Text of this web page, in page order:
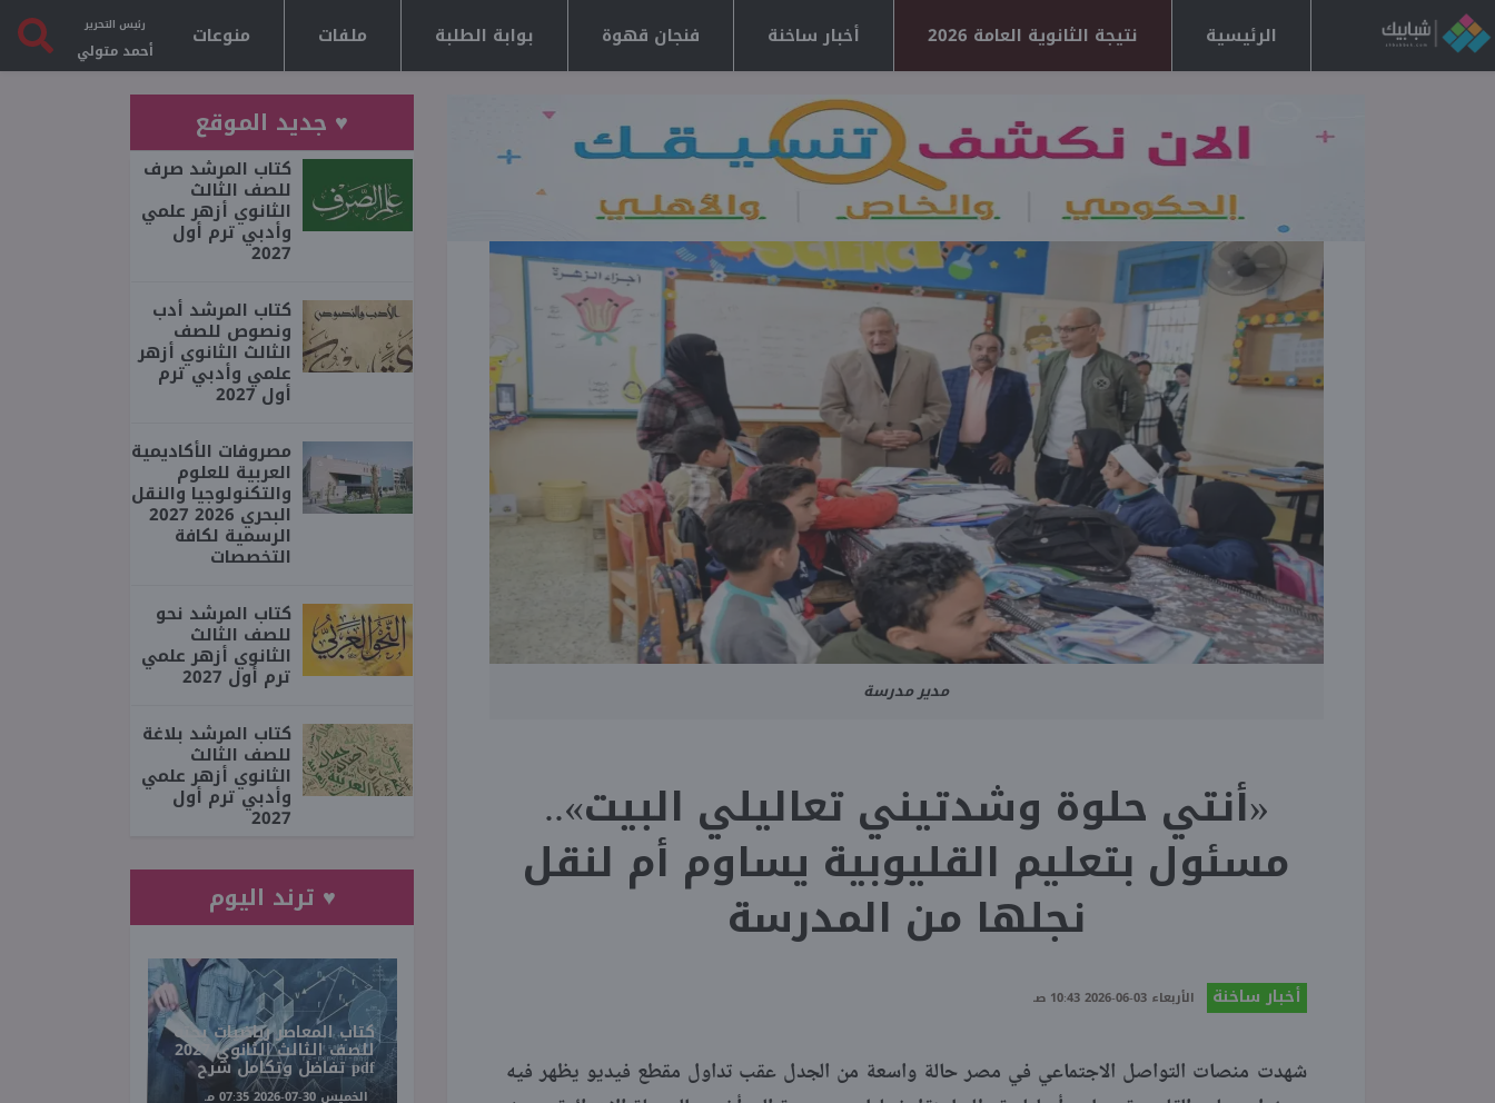
الرئيسية نتيجة الثانوية العامة 2026 أخبار ساخنة فنجان قهوة بوابة الطلبة ملفات منوعات رئيس التحرير
أحمد متولي
مدير مدرسة
«أنتي حلوة وشدتيني تعاليلي البيت»..
مسئول بتعليم القليوبية يساوم أم لنقل
نجلها من المدرسة
أخبار ساخنة الأربعاء 03-06-2026 10:43 صـ
شهدت منصات التواصل الاجتماعي في مصر حالة واسعة من الجدل عقب تداول مقطع فيديو يظهر فيه
♥ جديد الموقع
كتاب المرشد صرف
للصف الثالث
الثانوي أزهر علمي
وأدبي ترم أول
2027
كتاب المرشد أدب
ونصوص للصف
الثالث الثانوي أزهر
علمي وأدبي ترم
أول 2027
مصروفات الأكاديمية
العربية للعلوم
والتكنولوجيا والنقل
البحري 2026 2027
الرسمية لكافة
التخصصات
كتاب المرشد نحو
للصف الثالث
الثانوي أزهر علمي
ترم أول 2027
كتاب المرشد بلاغة
للصف الثالث
الثانوي أزهر علمي
وأدبي ترم أول
2027
♥ ترند اليوم
كتاب المعاصر رياضيات بحته
للصف الثالث الثانوي 2027
pdf تفاضل وتكامل شرح
الخميس 30-07-2026 07:35 مـ